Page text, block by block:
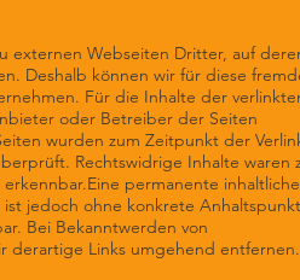
externen Webseiten Dritter, auf
Deshalb können wir für diese
Für die Inhalte der
oder Betreiber der Seiten
wurden zum Zeitpunkt der
Rechtswidrige Inhalte waren
permanente inhaltliche
jedoch ohne konkrete
Bei Bekanntwerden von
derartige Links umgehend entfernen.